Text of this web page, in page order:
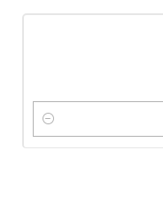
Cantidad